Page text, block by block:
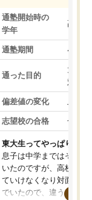
通塾開始時の
学年
高3
通塾期間 4ヵ月
通った目的
大学
対策
偏差値の変化
志望校の合格 合格
東大生ってやっぱりすご
息子は中学まではそこそ
いたのですが、高校に入
ていけなくなり対面の塾
でいたので、違うアプロ